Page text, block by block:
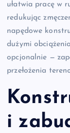
ułatwia pracę w
redukując
napędowe
dużymi
opcjonalnie —
przełożenia
i